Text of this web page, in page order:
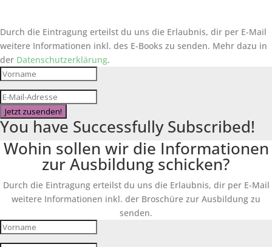
Durch die Eintragung erteilst du uns die Erlaubnis, dir per E-Mail
weitere Informationen inkl. des E-Books zu senden. Mehr dazu in
der Datenschutzerklärung.
Jetzt zusenden!
You have Successfully Subscribed!
Wohin sollen wir die Informationen
zur Ausbildung schicken?
Durch die Eintragung erteilst du uns die Erlaubnis, dir per E-Mail
weitere Informationen inkl. der Broschüre zur Ausbildung zu
senden.